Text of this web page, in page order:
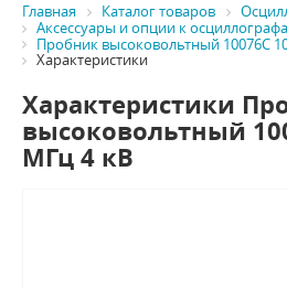
Главная Каталог товаров
Аксессуары и опции к
Пробник высоковольтный 10076C
Характеристики
Характеристики
высоковольтный
МГц 4 кВ